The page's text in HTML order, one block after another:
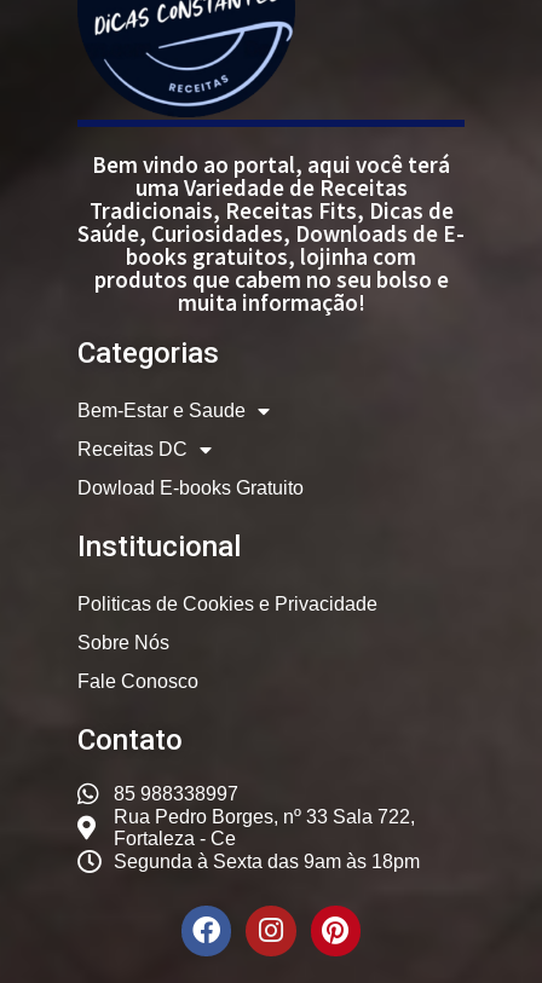
Bem vindo ao portal, aqui você terá
uma Variedade de Receitas
Tradicionais, Receitas Fits, Dicas de
Saúde, Curiosidades, Downloads de E-
books gratuitos, lojinha com
produtos que cabem no seu bolso e
muita informação!
Categorias
Bem-Estar e Saude
Receitas DC
Dowload E-books Gratuito
Institucional
Politicas de Cookies e Privacidade
Sobre Nós
Fale Conosco
Contato
85 988338997
Rua Pedro Borges, nº 33 Sala 722,
Fortaleza - Ce
Segunda à Sexta das 9am às 18pm